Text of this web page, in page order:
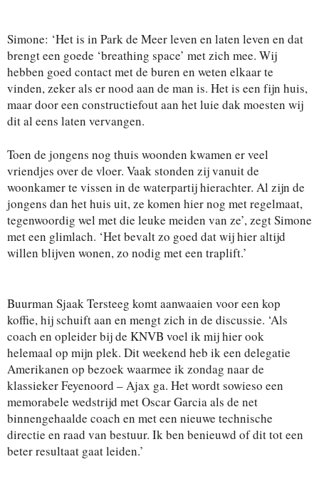
Simone: ‘Het is in Park de Meer leven en laten leven en dat
brengt een goede ‘breathing space’ met zich mee. Wij
hebben goed contact met de buren en weten elkaar te
vinden, zeker als er nood aan de man is. Het is een fijn huis,
maar door een constructiefout aan het luie dak moesten wij
dit al eens laten vervangen.
Toen de jongens nog thuis woonden kwamen er veel
vriendjes over de vloer. Vaak stonden zij vanuit de
woonkamer te vissen in de waterpartij hierachter. Al zijn de
jongens dan het huis uit, ze komen hier nog met regelmaat,
tegenwoordig wel met die leuke meiden van ze’, zegt Simone
met een glimlach. ‘Het bevalt zo goed dat wij hier altijd
willen blijven wonen, zo nodig met een traplift.’
Buurman Sjaak Tersteeg komt aanwaaien voor een kop
koffie, hij schuift aan en mengt zich in de discussie. ‘Als
coach en opleider bij de KNVB voel ik mij hier ook
helemaal op mijn plek. Dit weekend heb ik een delegatie
Amerikanen op bezoek waarmee ik zondag naar de
klassieker Feyenoord – Ajax ga. Het wordt sowieso een
memorabele wedstrijd met Oscar Garcia als de net
binnengehaalde coach en met een nieuwe technische
directie en raad van bestuur. Ik ben benieuwd of dit tot een
beter resultaat gaat leiden.’